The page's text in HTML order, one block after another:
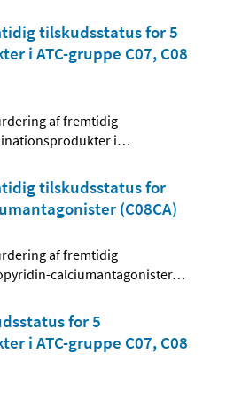
tilskudsstatus for 5
i ATC-gruppe C07, C08
af fremtidig
i…
tilskudsstatus for
(C08CA)
af fremtidig
calciumantagonister…
for 5
i ATC-gruppe C07, C08